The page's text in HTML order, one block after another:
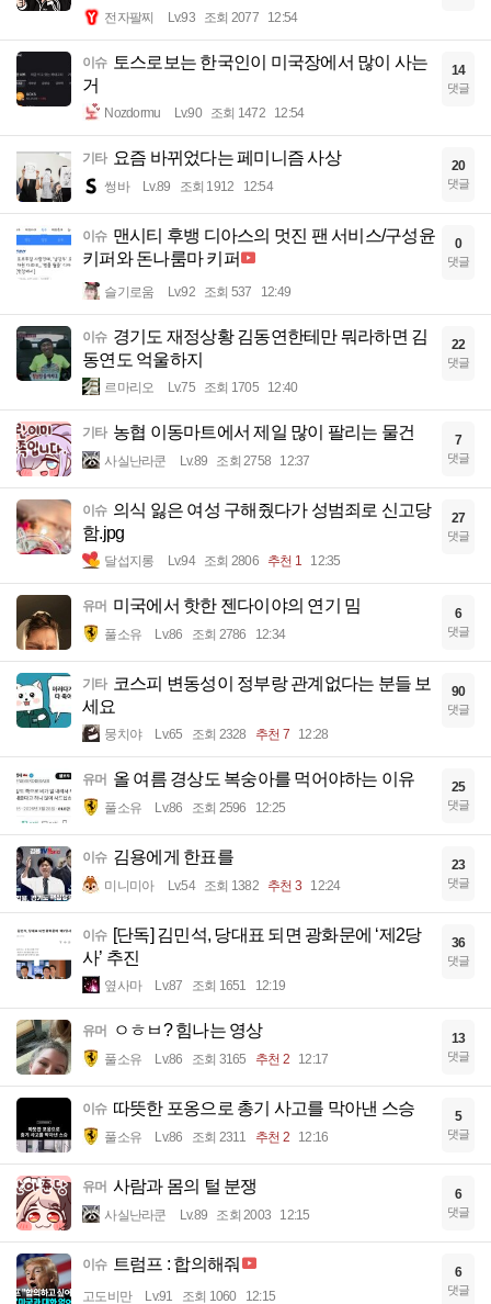
전자팔찌 Lv.93 조회 2077 12:54
이슈
토스로보는 한국인이 미국장에서 많이 사는
거
Nozdormu Lv.90 조회 1472 12:54
14
댓글
기타 요즘 바뀌었다는 페미니즘 사상
썽바 Lv.89 조회 1912 12:54
20
댓글
이슈 맨시티 후뱅 디아스의 멋진 팬 서비스/구성윤
키퍼와 돈나룸마 키퍼
슬기로움 Lv.92 조회 537 12:49
0
댓글
이슈 경기도 재정상황 김동연한테만 뭐라하면 김
동연도 억울하지
르마리오 Lv.75 조회 1705 12:40
22
댓글
기타 농협 이동마트에서 제일 많이 팔리는 물건
사실난라쿤 Lv.89 조회 2758 12:37
7
댓글
이슈 의식 잃은 여성 구해줬다가 성범죄로 신고당
함.jpg
달섭지롱 Lv.94 조회 2806 추천 1 12:35
27
댓글
유머 미국에서 핫한 젠다이야의 연기 밈
풀소유 Lv.86 조회 2786 12:34
6
댓글
기타 코스피 변동성이 정부랑 관계없다는 분들 보
세요
뭉치야 Lv.65 조회 2328 추천 7 12:28
90
댓글
유머 올 여름 경상도 복숭아를 먹어야하는 이유
풀소유 Lv.86 조회 2596 12:25
25
댓글
이슈 김용에게 한표를
미니미아 Lv.54 조회 1382 추천 3 12:24
23
댓글
이슈 [단독] 김민석, 당대표 되면 광화문에 ‘제2당
사’ 추진
옆사마 Lv.87 조회 1651 12:19
36
댓글
유머 ㅇㅎㅂ? 힘나는 영상
풀소유 Lv.86 조회 3165 추천 2 12:17
13
댓글
이슈 따뜻한 포옹으로 총기 사고를 막아낸 스승
풀소유 Lv.86 조회 2311 추천 2 12:16
5
댓글
유머 사람과 몸의 털 분쟁
사실난라쿤 Lv.89 조회 2003 12:15
6
댓글
이슈 트럼프 : 합의해줘
고도비만 Lv.91 조회 1060 12:15
6
댓글